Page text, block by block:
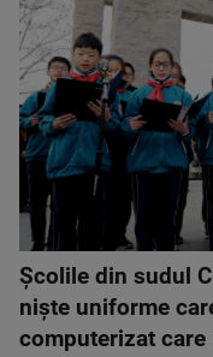
Școlile din sudul
niște uniforme
computerizat